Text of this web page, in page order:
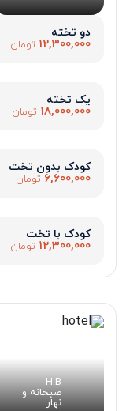
دو تخته
12,300,000 تومان
یک تخته
18,000,000 تومان
کودک بدون تخت
6,600,000 تومان
کودک با تخت
12,300,000 تومان
H.B
صبحانه و
نهار